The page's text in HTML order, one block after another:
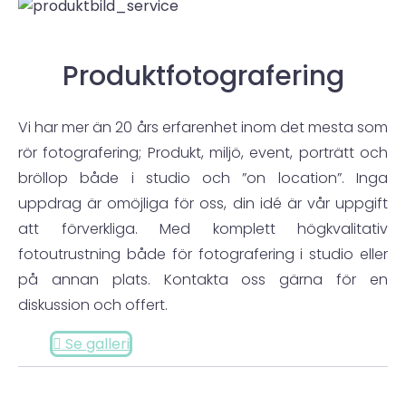
Produktfotografering
Vi har mer än 20 års erfarenhet inom det mesta som
rör fotografering; Produkt, miljö, event, porträtt och
bröllop både i studio och ”on location”. Inga
uppdrag är omöjliga för oss, din idé är vår uppgift
att förverkliga. Med komplett högkvalitativ
fotoutrustning både för fotografering i studio eller
på annan plats. Kontakta oss gärna för en
diskussion och offert.
Se galleri